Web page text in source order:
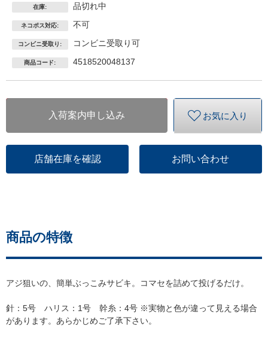
在庫: 品切れ中
ネコポス対応: 不可
コンビニ受取り: コンビニ受取り可
商品コード: 4518520048137
入荷案内申し込み お気に入り
店舗在庫を確認 お問い合わせ
商品の特徴
アジ狙いの、簡単ぶっこみサビキ。コマセを詰めて投げるだけ。
針：5号 ハリス：1号 幹糸：4号 ※実物と色が違って見える場合
があります。あらかじめご了承下さい。